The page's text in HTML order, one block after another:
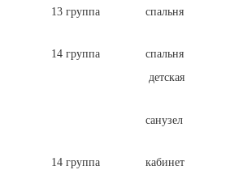
13 группа спальня
14 группа спальня
детская
санузел фен,
14 группа кабинет